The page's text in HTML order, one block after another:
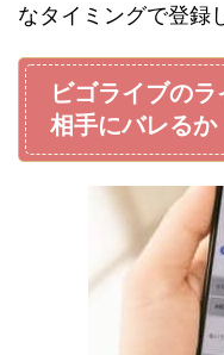
なタイミングで登録
ビゴライブの
相手にバレるか